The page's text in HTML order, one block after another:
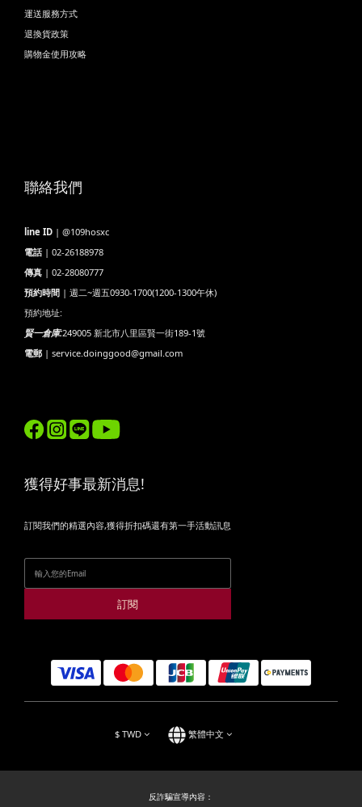
運送服務方式
退換貨政策
購物金使用攻略
聯絡我們
line ID | @109hosxc
電話 | 02-26188978
傳真 | 02-28080777
預約時間 | 週二~週五0930-1700(1200-1300午休)
預約地址:
賢一倉庫:249005 新北市八里區賢一街189-1號
電郵 | service.doinggood@gmail.com
獲得好事最新消息!
訂閱我們的精選內容,獲得折扣碼還有第一手活動訊息
訂閱
$ TWD 繁體中文
反詐騙宣導內容：